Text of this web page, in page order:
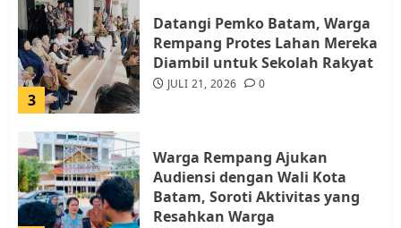
3
Datangi Pemko Batam, Warga
Rempang Protes Lahan Mereka
Diambil untuk Sekolah Rakyat
JULI 21, 2026 0
Warga Rempang Ajukan
Audiensi dengan Wali Kota
Batam, Soroti Aktivitas yang
Resahkan Warga